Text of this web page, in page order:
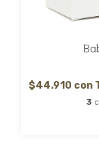
$44.910 con
3